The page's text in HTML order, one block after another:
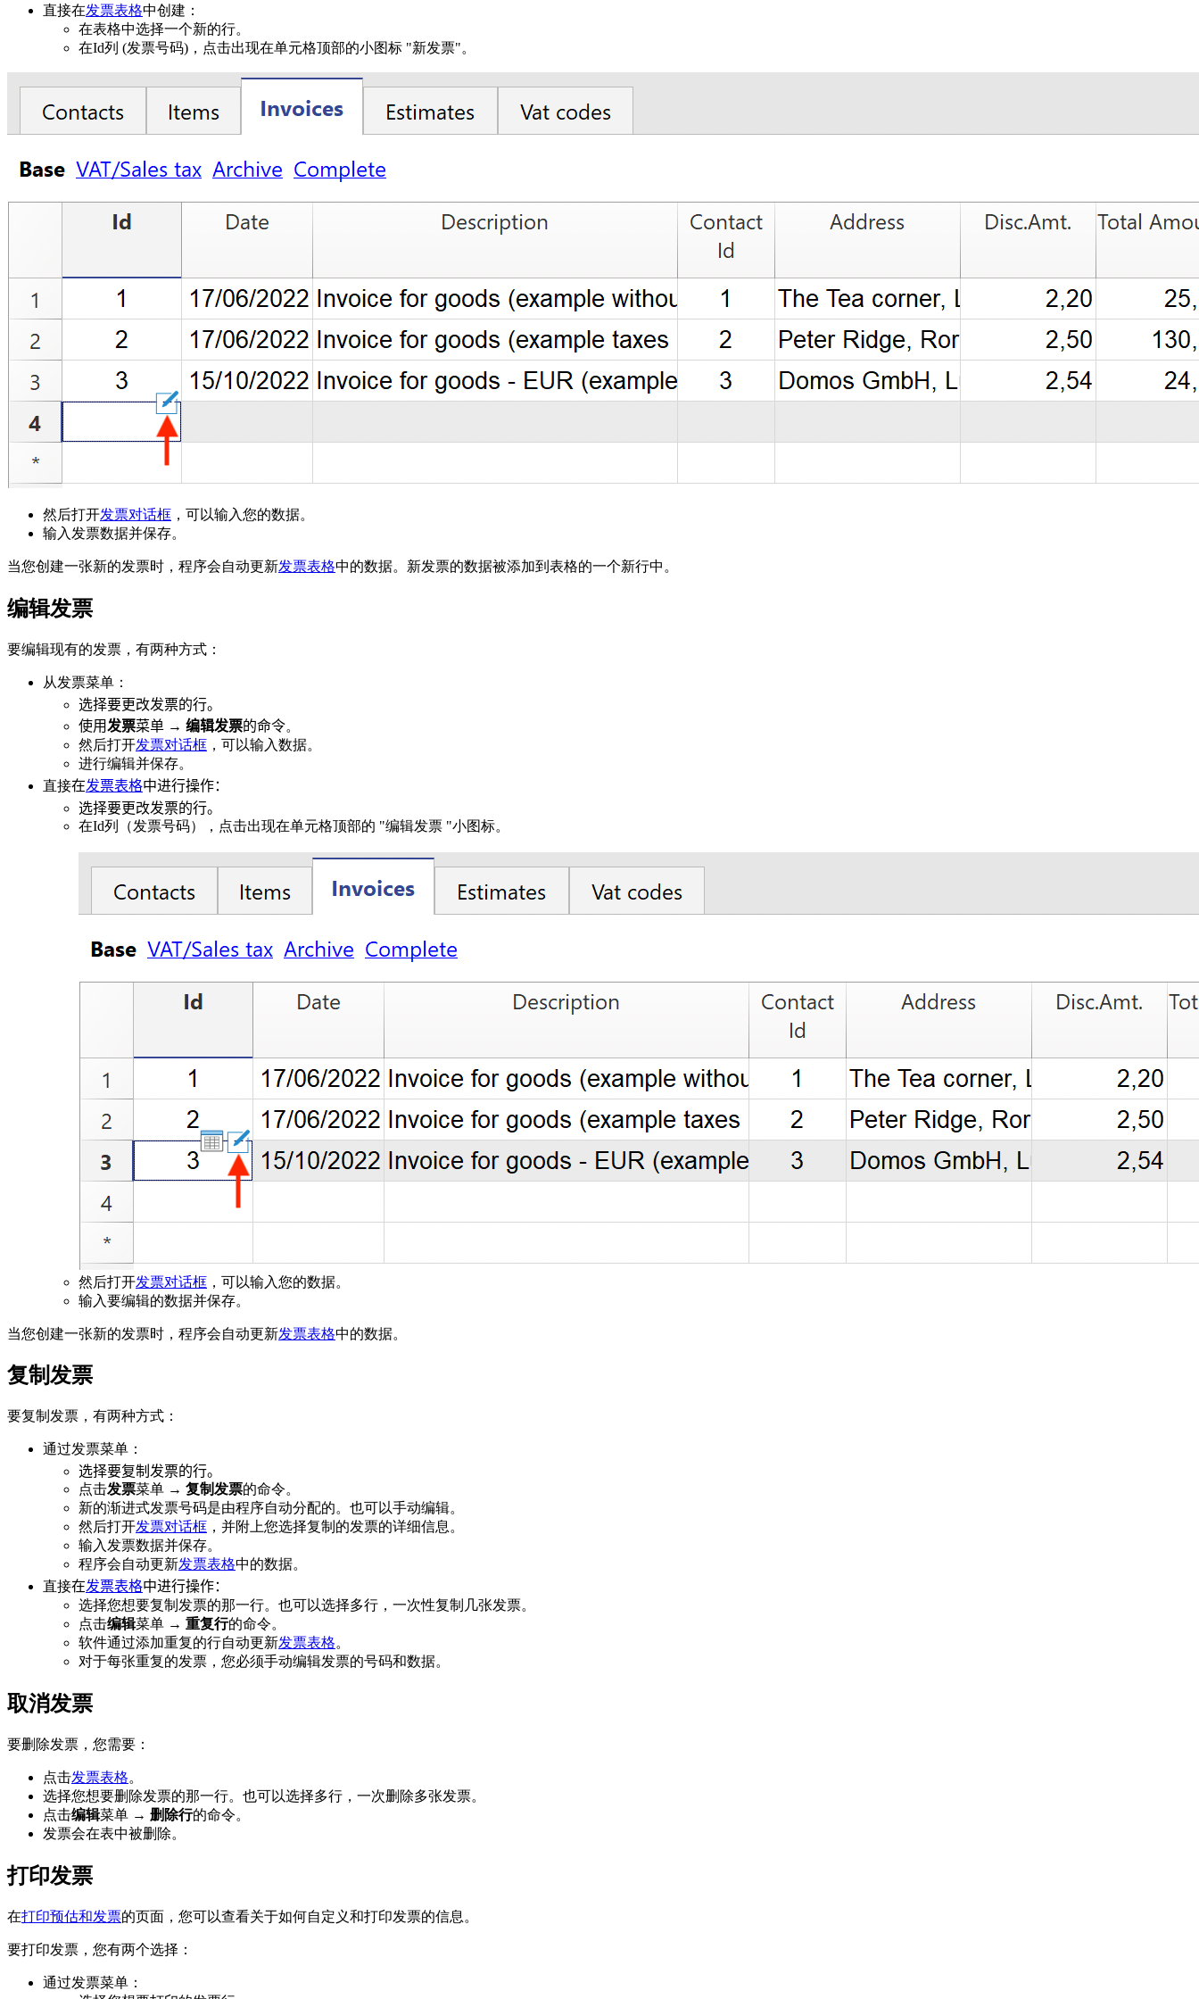
直接在发票表格中创建：
在表格中选择一个新的行。
在Id列 (发票号码)，点击出现在单元格顶部的小图标 "新发票"。
然后打开发票对话框 ，可以输入您的数据。
输入发票数据并保存。
当您创建一张新的发票时，程序会自动更新发票表格中的数据。新发票的数据被添加到表格的一个新行中。
编辑发票
要编辑现有的发票，有两种方式：
从发票菜单：
选择要更改发票的行。
使用发票菜单 → 编辑发票的命令。
然后打开发票对话框 ，可以输入数据。
进行编辑并保存。
直接在发票表格中进行操作：
选择要更改发票的行。
在Id列（发票号码），点击出现在单元格顶部的 "编辑发票 "小图标。
然后打开发票对话框 ，可以输入您的数据。
输入要编辑的数据并保存。
当您创建一张新的发票时，程序会自动更新发票表格中的数据。
复制发票
要复制发票，有两种方式：
通过发票菜单：
选择要复制发票的行。
点击发票菜单 → 复制发票的命令。
新的渐进式发票号码是由程序自动分配的。也可以手动编辑。
然后打开发票对话框 ，并附上您选择复制的发票的详细信息。
输入发票数据并保存。
程序会自动更新发票表格中的数据。
直接在发票表格中进行操作：
选择您想要复制发票的那一行。也可以选择多行，一次性复制几张发票。
点击编辑菜单 → 重复行的命令。
软件通过添加重复的行自动更新发票表格。
对于每张重复的发票，您必须手动编辑发票的号码和数据。
取消发票
要删除发票，您需要：
点击发票表格。
选择您想要删除发票的那一行。也可以选择多行，一次删除多张发票。
点击编辑菜单 → 删除行的命令。
发票会在表中被删除。
打印发票
在打印预估和发票的页面，您可以查看关于如何自定义和打印发票的信息。
要打印发票，您有两个选择：
通过发票菜单：